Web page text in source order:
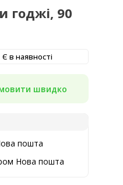
годжі, 90
пошта
Нова пошта
Є в наявності
швидко